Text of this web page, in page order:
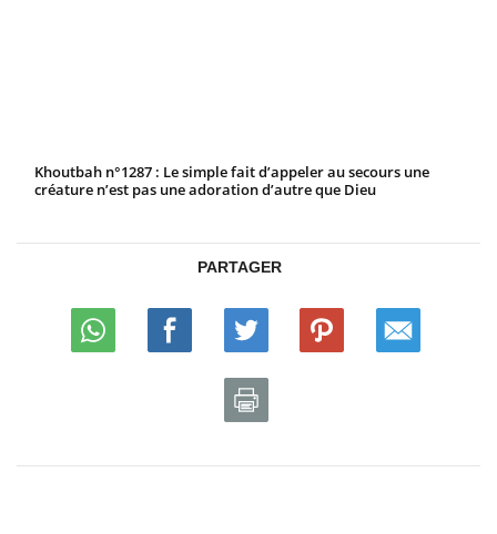
Khoutbah n°1287 : Le simple fait d’appeler au secours une
créature n’est pas une adoration d’autre que Dieu
PARTAGER